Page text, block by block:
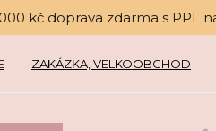
kč doprava zdarma s PPL
ZAKÁZKA, VELKOOBCHOD